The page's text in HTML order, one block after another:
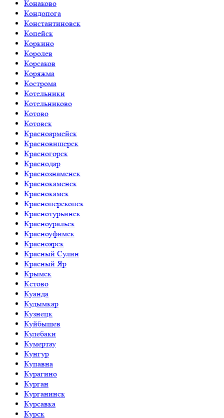
Конаково
Кондопога
Константиновск
Копейск
Коркино
Королев
Корсаков
Коряжма
Кострома
Котельники
Котельниково
Котово
Котовск
Красноармейск
Красновишерск
Красногорск
Краснодар
Краснознаменск
Краснокаменск
Краснокамск
Красноперекопск
Краснотурьинск
Красноуральск
Красноуфимск
Красноярск
Красный Сулин
Красный Яр
Крымск
Кстово
Куанда
Кудымкар
Кузнецк
Куйбышев
Кулебаки
Кумертау
Кунгур
Купавна
Курагино
Курган
Курганинск
Курсавка
Курск